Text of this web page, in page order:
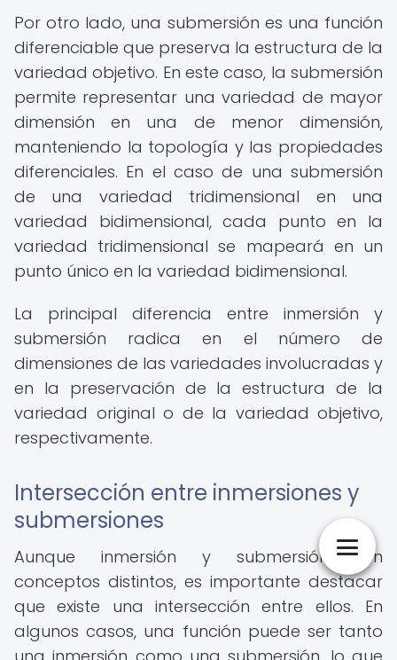
Por otro lado, una submersión es una función
diferenciable que preserva la estructura de la
variedad objetivo. En este caso, la submersión
permite representar una variedad de mayor
dimensión en una de menor dimensión,
manteniendo la topología y las propiedades
diferenciales. En el caso de una submersión
de una variedad tridimensional en una
variedad bidimensional, cada punto en la
variedad tridimensional se mapeará en un
punto único en la variedad bidimensional.
La principal diferencia entre inmersión y
submersión radica en el número de
dimensiones de las variedades involucradas y
en la preservación de la estructura de la
variedad original o de la variedad objetivo,
respectivamente.
Intersección entre inmersiones y
submersiones
Aunque inmersión y submersión son
conceptos distintos, es importante destacar
que existe una intersección entre ellos. En
algunos casos, una función puede ser tanto